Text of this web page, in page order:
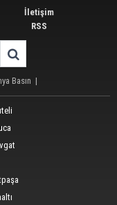
İletişim
RSS
Basın |